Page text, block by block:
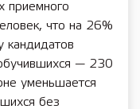
приемного
что на 26%
кандидатов
обучившихся — 230
уменьшается
без